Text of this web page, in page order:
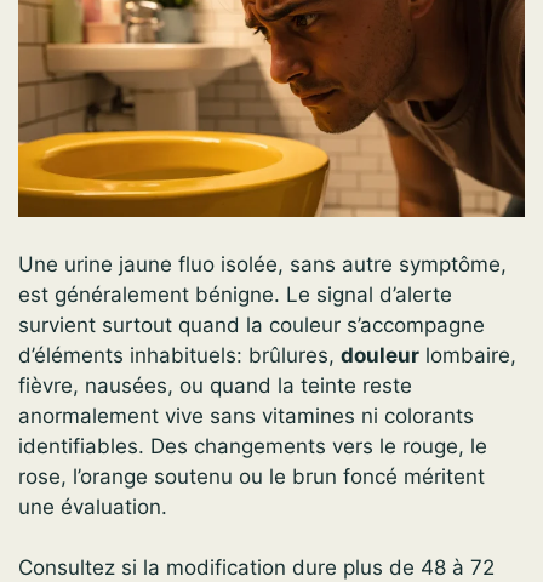
Une urine jaune fluo isolée, sans autre symptôme,
est généralement bénigne. Le signal d’alerte
survient surtout quand la couleur s’accompagne
d’éléments inhabituels: brûlures, douleur lombaire,
fièvre, nausées, ou quand la teinte reste
anormalement vive sans vitamines ni colorants
identifiables. Des changements vers le rouge, le
rose, l’orange soutenu ou le brun foncé méritent
une évaluation.
Consultez si la modification dure plus de 48 à 72